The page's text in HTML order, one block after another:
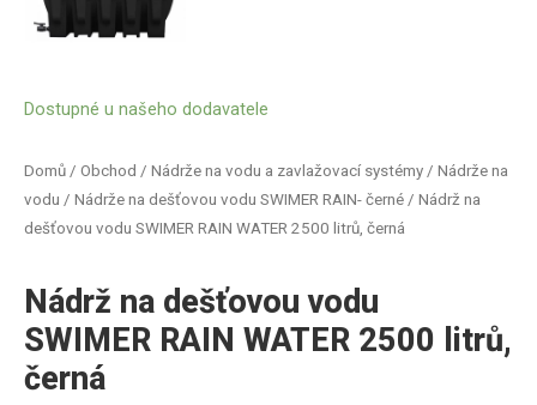
Domů / Obchod / Nádrže na vodu a zavlažovací systémy / Nádrže na
vodu / Nádrže na dešťovou vodu SWIMER RAIN- černé / Nádrž na
dešťovou vodu SWIMER RAIN WATER 2500 litrů, černá
Nádrž na dešťovou vodu
SWIMER RAIN WATER 2500 litrů,
černá
Dostupné u našeho dodavatele